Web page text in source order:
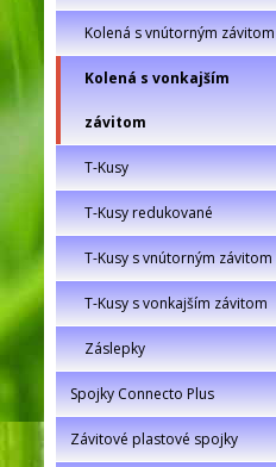
Kolená s vnútorným závitom
Kolená s vonkajším
závitom
T-Kusy
T-Kusy redukované
T-Kusy s vnútorným závitom
T-Kusy s vonkajším závitom
Záslepky
Spojky Connecto Plus
Závitové plastové spojky